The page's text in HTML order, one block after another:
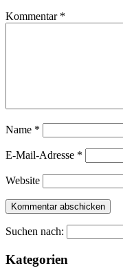
Kommentar *
Name *
E-Mail-Adresse *
Website
Suchen nach:
Kategorien